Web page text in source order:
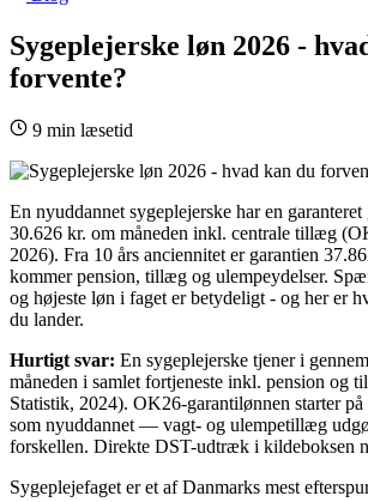
Sygeplejerske løn 2026 -
forvente?
9 min læsetid
En nyuddannet sygeplejerske har en
30.626 kr. om måneden inkl. centrale tillæg
2026). Fra 10 års anciennitet er garantien
kommer pension, tillæg og ulempeydelser.
og højeste løn i faget er betydeligt - og her er
du lander.
Hurtigt svar: En sygeplejerske tjener i
måneden i samlet fortjeneste inkl. pension og
Statistik, 2024). OK26-garantilønnen starter
som nyuddannet — vagt- og ulempetillæg
forskellen. Direkte DST-udtræk i kildeboksen
Sygeplejefaget er et af Danmarks mest